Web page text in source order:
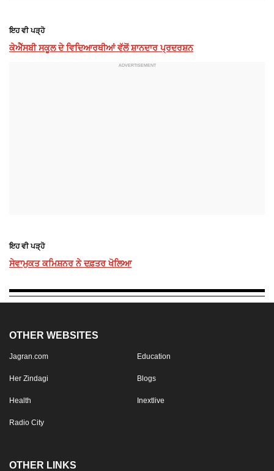
ਇਹ ਵੀ ਪੜ੍ਹੋ
ਕੇਐੱਸਬੀ ਸਕੂਲ ਦੇ ਵਿਦਿਆਰਥੀਆਂ ਵੱਲੋਂ ਸ਼ਾਨਦਾਰ ਪ੍ਰਦਰਸ਼ਨ
ਇਹ ਵੀ ਪੜ੍ਹੋ
ਸੇਵਾਮੁਕਤ ਕਮਿਸ਼ਨਰ ਨੇ ਦਫ਼ਤਰ ਖੋਲਿਆ
OTHER WEBSITES
Jagran.com Education
Her Zindagi Blogs
Health Inextlive
Radio City
OTHER LINKS